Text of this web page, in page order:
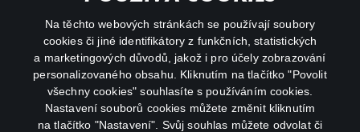
Na těchto webových stránkách se používají soubory
cookies či jiné identifikátory z funkčních, statistických
a marketingových důvodů, jakož i pro účely zobrazování
personalizovaného obsahu. Kliknutím na tlačítko "Povolit
všechny cookies" souhlasíte s používáním cookies.
Nastavení souborů cookies můžete změnit kliknutím
na tlačítko "Nastavení". Svůj souhlas můžete odvolat či
facebookinstagram
youtube